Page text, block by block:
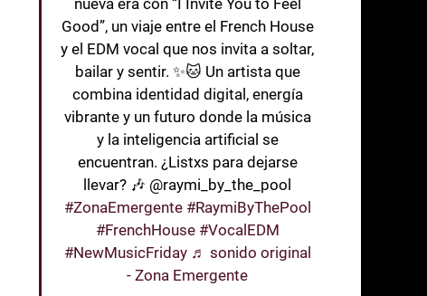
Good”, un viaje entre el French House
y el EDM vocal que nos invita a soltar,
bailar y sentir. ✨🐱 Un artista que
combina identidad digital, energía
vibrante y un futuro donde la música
y la inteligencia artificial se
encuentran. ¿Listxs para dejarse
llevar? 🎶 @raymi_by_the_pool
#ZonaEmergente #RaymiByThePool
#FrenchHouse #VocalEDM
#NewMusicFriday ♬ sonido original
- Zona Emergente